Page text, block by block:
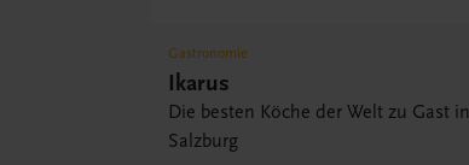
Gastronomie
Ikarus
Die besten Köche der Welt zu Gast in
Salzburg